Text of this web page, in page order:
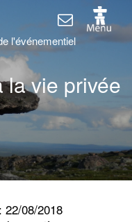
l'événementiel
la vie privée
08/2018